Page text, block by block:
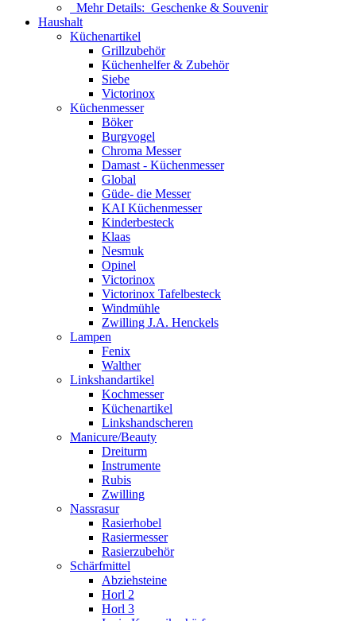
Mehr Details: Geschenke & Souvenir
Haushalt
Küchenartikel
Grillzubehör
Küchenhelfer & Zubehör
Siebe
Victorinox
Küchenmesser
Böker
Burgvogel
Chroma Messer
Damast - Küchenmesser
Global
Güde- die Messer
KAI Küchenmesser
Kinderbesteck
Klaas
Nesmuk
Opinel
Victorinox
Victorinox Tafelbesteck
Windmühle
Zwilling J.A. Henckels
Lampen
Fenix
Walther
Linkshandartikel
Kochmesser
Küchenartikel
Linkshandscheren
Manicure/Beauty
Dreiturm
Instrumente
Rubis
Zwilling
Nassrasur
Rasierhobel
Rasiermesser
Rasierzubehör
Schärfmittel
Abziehsteine
Horl 2
Horl 3